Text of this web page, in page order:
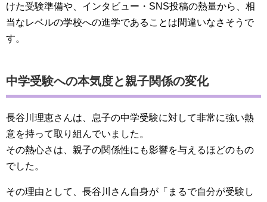
けた受験準備や、インタビュー・SNS投稿の熱量から、相
当なレベルの学校への進学であることは間違いなさそうで
す。
中学受験への本気度と親子関係の変化
長谷川理恵さんは、息子の中学受験に対して非常に強い熱
意を持って取り組んでいました。
その熱心さは、親子の関係性にも影響を与えるほどのもの
でした。
その理由として、長谷川さん自身が「まるで自分が受験し